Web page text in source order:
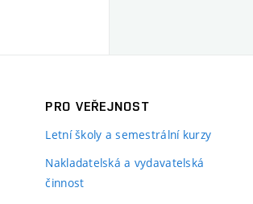
PRO VEŘEJNOST
Letní školy a semestrální kurzy
Nakladatelská a vydavatelská
činnost